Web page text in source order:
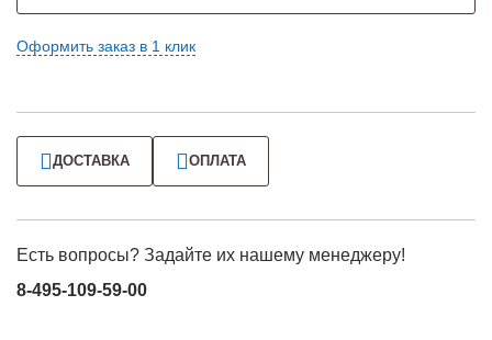
Оформить заказ в 1 клик
ДОСТАВКА ОПЛАТА
Есть вопросы? Задайте их нашему менеджеру!
8-495-109-59-00